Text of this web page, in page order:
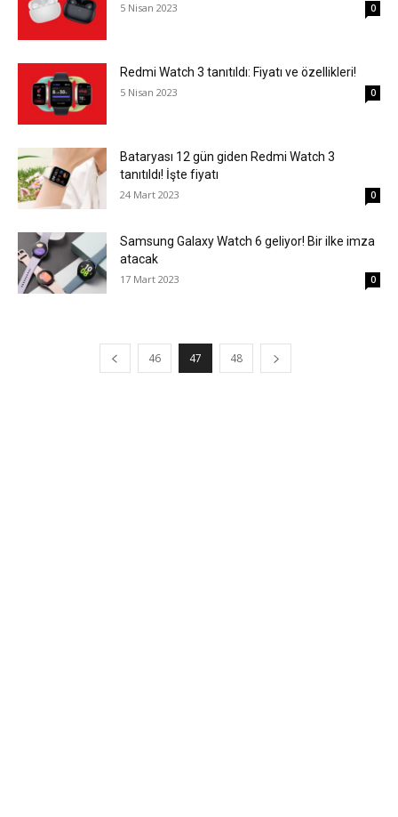
5 Nisan 2023 0
Redmi Watch 3 tanıtıldı: Fiyatı ve özellikleri!
5 Nisan 2023 0
Bataryası 12 gün giden Redmi Watch 3
tanıtıldı! İşte fiyatı
24 Mart 2023 0
Samsung Galaxy Watch 6 geliyor! Bir ilke imza
atacak
17 Mart 2023 0
46 47 48